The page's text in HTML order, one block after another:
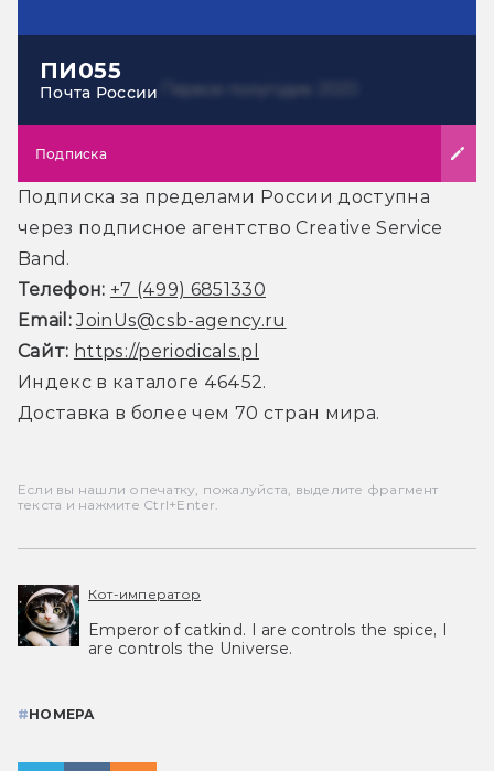
ПИ055
Почта России
Подписка
Подписка за пределами России доступна
через подписное агентство Creative Service
Band.
Телефон: +7 (499) 6851330
Email: JoinUs@csb-agency.ru
Сайт: https://periodicals.pl
Индекс в каталоге 46452.
Доставка в более чем 70 стран мира.
Если вы нашли опечатку, пожалуйста, выделите фрагмент
текста и нажмите Ctrl+Enter.
Кот-император
Emperor of catkind. I are controls the spice, I
are controls the Universe.
#НОМЕРА